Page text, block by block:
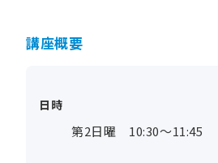
講座概要
日時
第2日曜 10:30～11:45